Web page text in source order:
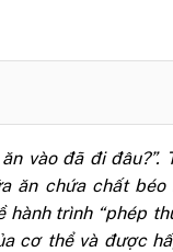
vào đã đi đâu?”.
ăn chứa chất béo
trình “phép
cơ thể và được